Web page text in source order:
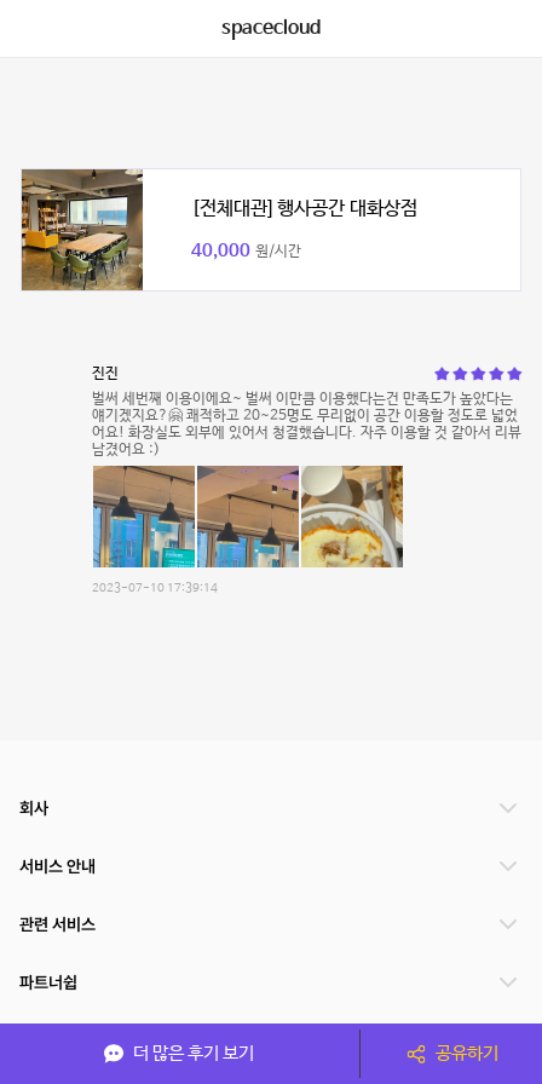
spacecloud
[전체대관] 행사공간 대화상점
40,000 원/시간
진진
벌써 세번째 이용이에요~ 벌써 이만큼 이용했다는건 만족도가 높았다는
얘기겠지요?🤗 쾌적하고 20~25명도 무리없이 공간 이용할 정도로 넓었
어요! 화장실도 외부에 있어서 청결했습니다. 자주 이용할 것 같아서 리뷰
남겼어요 :)
2023-07-10 17:39:14
더 많은 후기 보기 공유하기
회사
서비스 안내
관련 서비스
파트너쉽
서비스 제공 국가